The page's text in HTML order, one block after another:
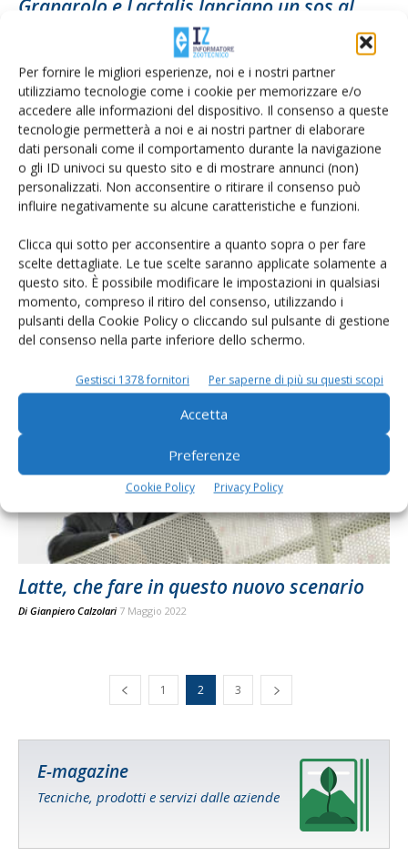
Per fornire le migliori esperienze, noi e i nostri partner
utilizziamo tecnologie come i cookie per memorizzare e/o
accedere alle informazioni del dispositivo. Il consenso a queste
tecnologie permetterà a noi e ai nostri partner di elaborare
dati personali come il comportamento durante la navigazione
o gli ID univoci su questo sito e di mostrare annunci (non)
personalizzati. Non acconsentire o ritirare il consenso può
influire negativamente su alcune caratteristiche e funzioni.
Clicca qui sotto per acconsentire a quanto sopra o per fare
scelte dettagliate. Le tue scelte saranno applicate solamente a
questo sito. È possibile modificare le impostazioni in qualsiasi
momento, compreso il ritiro del consenso, utilizzando i
pulsanti della Cookie Policy o cliccando sul pulsante di gestione
del consenso nella parte inferiore dello schermo.
Gestisci 1378 fornitori Per saperne di più su questi scopi
Accetta
Preferenze
Cookie Policy Privacy Policy
Granarolo e Lactalis lanciano un sos al
1 Settembre 2022
Granlatte aggiorna ancora il prezzo del
latte ai costi di produzione
DiFrancesca Baccino 30 Luglio 2022
Latte, che fare in questo nuovo scenario
Di Gianpiero Calzolari 7 Maggio 2022
1 2 3
E-magazine
Tecniche, prodotti e servizi dalle aziende